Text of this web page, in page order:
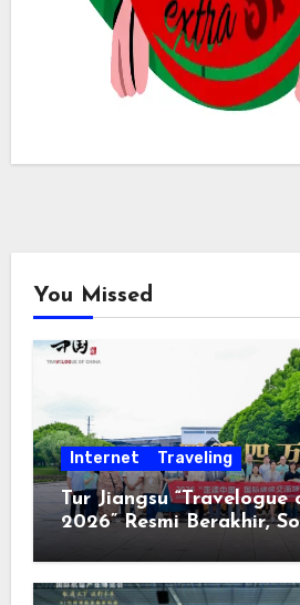
You Missed
Internet Traveling
Tur Jiangsu “Travelogue
2026” Resmi Berakhir,
Keterbukaan, dan
Berorientasi pada